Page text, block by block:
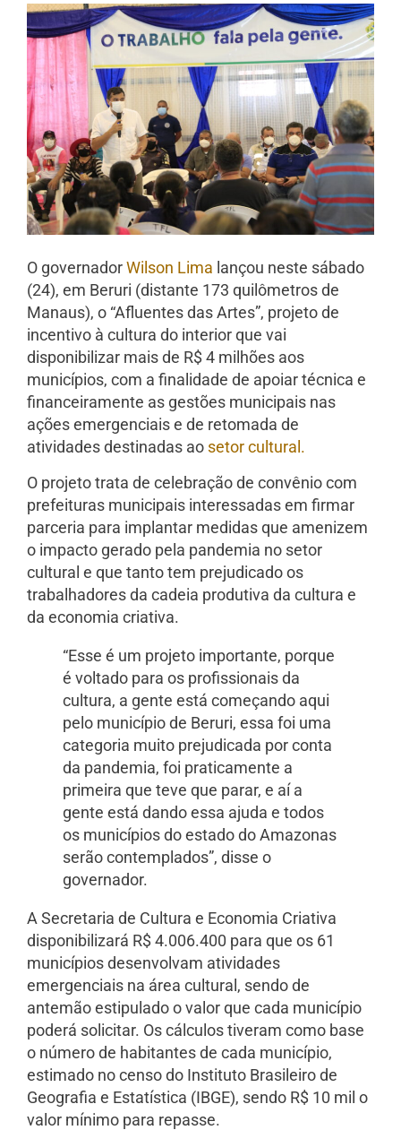
O governadorWilson Lima lançou neste sábado
(24), em Beruri (distante 173 quilômetros de
Manaus), o “Afluentes das Artes”, projeto de
incentivo à cultura do interior que vai
disponibilizar mais de R$ 4 milhões aos
municípios, com a finalidade de apoiar técnica e
financeiramente as gestões municipais nas
ações emergenciais e de retomada de
atividades destinadas ao setor cultural.
O projeto trata de celebração de convênio com
prefeituras municipais interessadas em firmar
parceria para implantar medidas que amenizem
o impacto gerado pela pandemia no setor
cultural e que tanto tem prejudicado os
trabalhadores da cadeia produtiva da cultura e
da economia criativa.
“Esse é um projeto importante, porque
é voltado para os profissionais da
cultura, a gente está começando aqui
pelo município de Beruri, essa foi uma
categoria muito prejudicada por conta
da pandemia, foi praticamente a
primeira que teve que parar, e aí a
gente está dando essa ajuda e todos
os municípios do estado do Amazonas
serão contemplados”, disse o
governador.
A Secretaria de Cultura e Economia Criativa
disponibilizará R$ 4.006.400 para que os 61
municípios desenvolvam atividades
emergenciais na área cultural, sendo de
antemão estipulado o valor que cada município
poderá solicitar. Os cálculos tiveram como base
o número de habitantes de cada município,
estimado no censo do Instituto Brasileiro de
Geografia e Estatística (IBGE), sendo R$ 10 mil o
valor mínimo para repasse.